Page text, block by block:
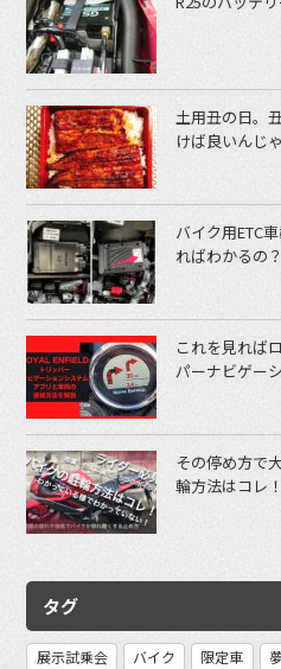
土用丑の日。
けば良いんじ
バイク用ETC
ればわかるの
これを見れば
パーナビゲー
その停め方で
輪方法はコレ！
タグ
展示試乗会 バイク 限定車